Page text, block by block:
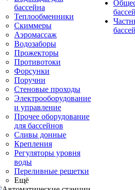
бассейна
Теплообменники
Скиммеры
Аэромассаж
Водозаборы
Прожекторы
Противотоки
Форсунки
Поручни
Стеновые проходы
Электрооборудование
и управление
Прочее оборудование
для бассейнов
Сливы донные
Крепления
Регуляторы уровня
воды
Переливные решетки
Ещё